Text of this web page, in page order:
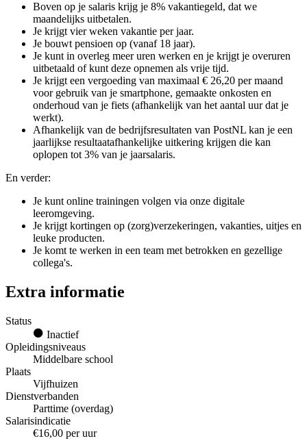
Boven op je salaris krijg je 8% vakantiegeld, dat we
maandelijks uitbetalen.
Je krijgt vier weken vakantie per jaar.
Je bouwt pensioen op (vanaf 18 jaar).
Je kunt in overleg meer uren werken en je krijgt je overuren
uitbetaald of kunt deze opnemen als vrije tijd.
Je krijgt een vergoeding van maximaal € 26,20 per maand
voor gebruik van je smartphone, gemaakte onkosten en
onderhoud van je fiets (afhankelijk van het aantal uur dat je
werkt).
Afhankelijk van de bedrijfsresultaten van PostNL kan je een
jaarlijkse resultaatafhankelijke uitkering krijgen die kan
oplopen tot 3% van je jaarsalaris.
En verder:
Je kunt online trainingen volgen via onze digitale
leeromgeving.
Je krijgt kortingen op (zorg)verzekeringen, vakanties, uitjes en
leuke producten.
Je komt te werken in een team met betrokken en gezellige
collega's.
Extra informatie
Status
Inactief
Opleidingsniveaus
Middelbare school
Plaats
Vijfhuizen
Dienstverbanden
Parttime (overdag)
Salarisindicatie
€16,00 per uur